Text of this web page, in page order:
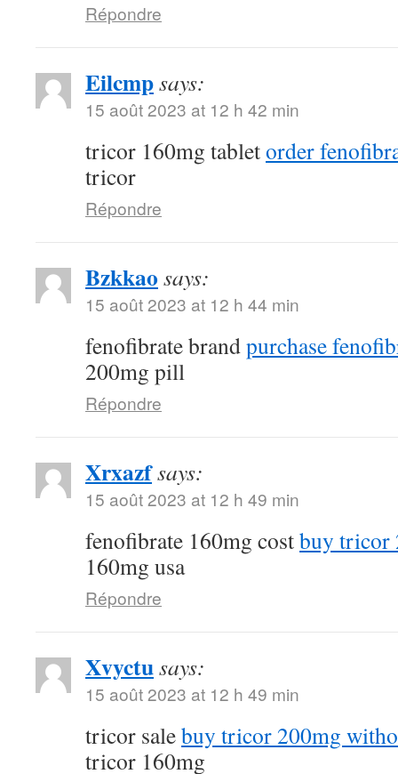
Répondre
Eilcmpsays:
15 août 2023 at 12 h 42 min
tricor 160mg tabletorder
tricor
Répondre
Bzkkao says:
15 août 2023 at 12 h 44 min
fenofibrate brandpurchase
200mg pill
Répondre
Xrxazfsays:
15 août 2023 at 12 h 49 min
fenofibrate 160mg costbuy tricor
160mg usa
Répondre
Xvyctusays:
15 août 2023 at 12 h 49 min
tricor salebuy tricor 200mg
tricor 160mg